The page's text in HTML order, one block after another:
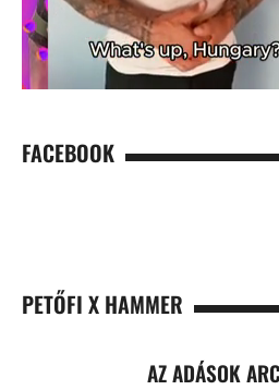
FACEBOOK
PETŐFI X HAMMER
AZ ADÁSOK